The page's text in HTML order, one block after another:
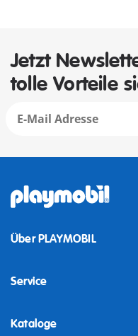
Jetzt
tolle Vorteile
Über PLAYMOBIL
Service
Kataloge